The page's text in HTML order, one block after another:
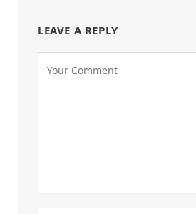
LEAVE A REPLY